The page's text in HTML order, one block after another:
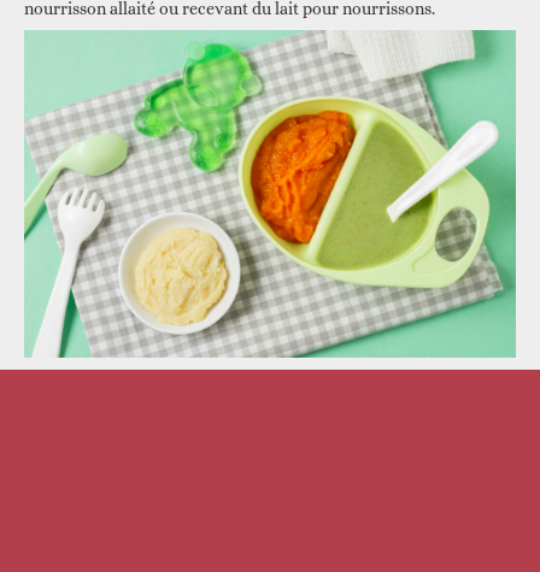
nourrisson allaité ou recevant du lait pour nourrissons.